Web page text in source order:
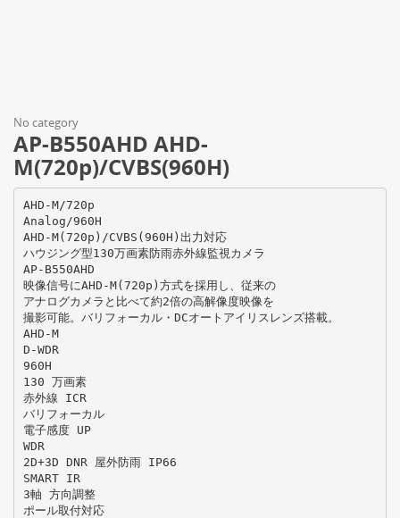
No category
AP-B550AHD AHD-
M(720p)/CVBS(960H)
AHD-M/720p
Analog/960H
AHD-M(720p)/CVBS(960H)出力対応
ハウジング型130万画素防雨赤外線監視カメラ
AP-B550AHD
映像信号にAHD-M(720p)方式を採用し、従来の
アナログカメラと比べて約2倍の高解像度映像を
撮影可能。バリフォーカル・DCオートアイリスレンズ搭載。
AHD-M
D-WDR
960H
130 万画素
赤外線 ICR
バリフォーカル
電子感度 UP
WDR
2D+3D DNR 屋外防雨 IP66
SMART IR
3軸 方向調整
ポール取付対応